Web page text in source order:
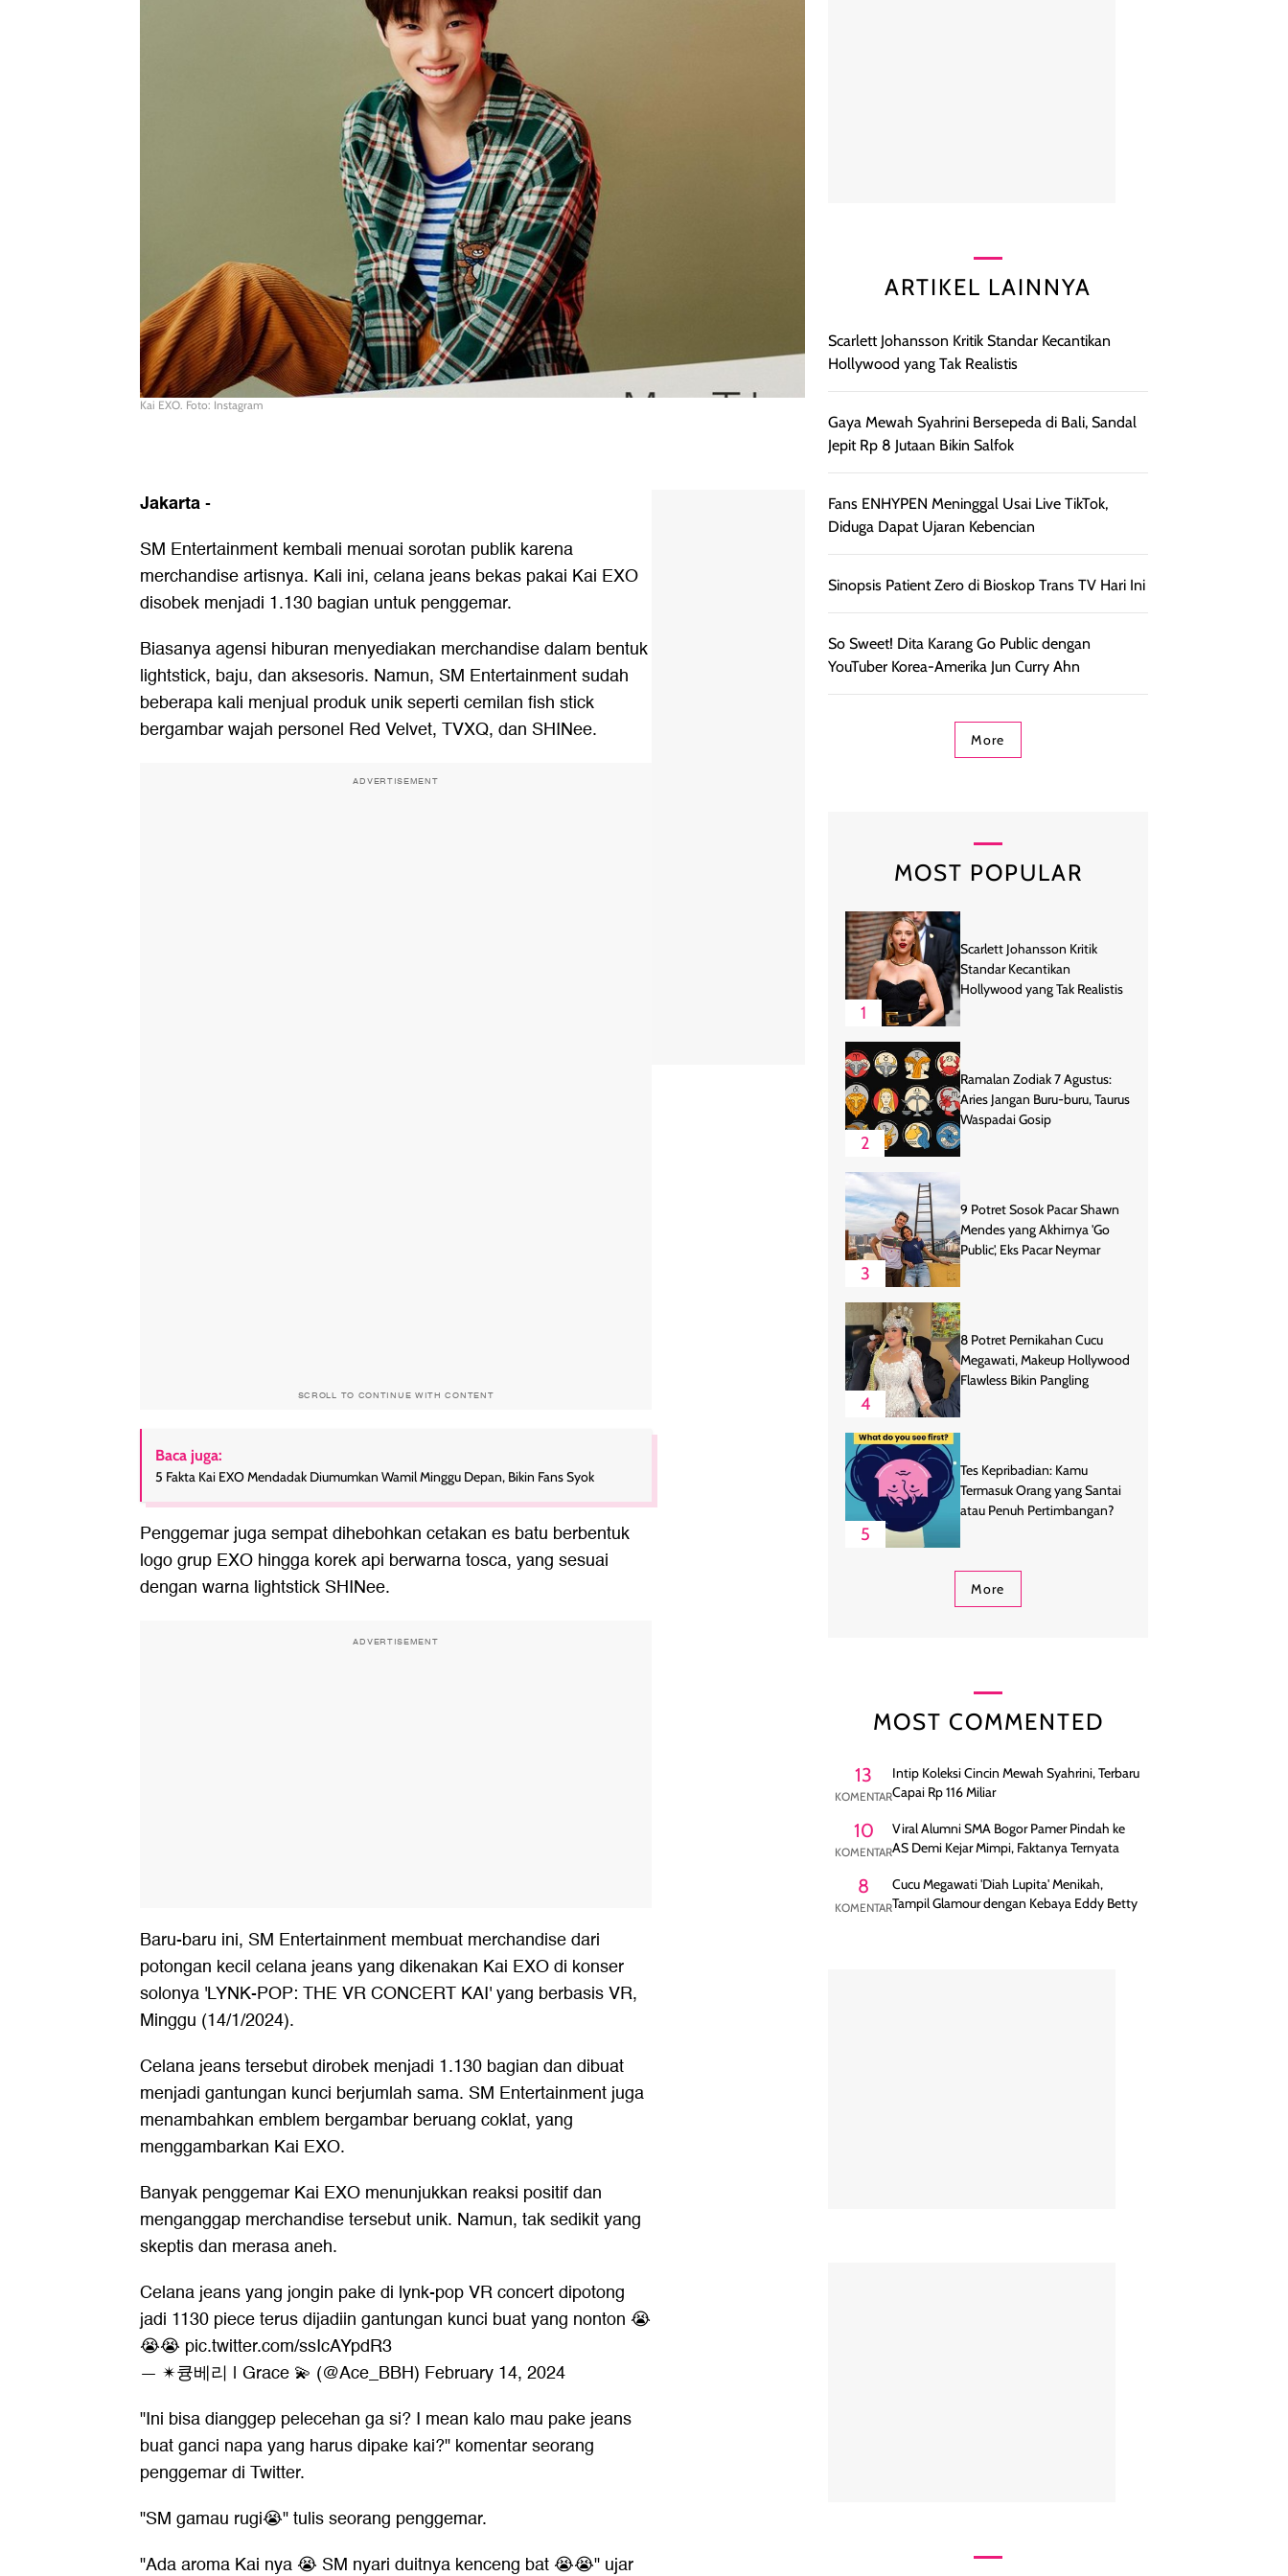
Kai EXO. Foto: Instagram
Jakarta-
SM Entertainment kembali menuai sorotan publik karena
merchandise artisnya. Kali ini, celana jeans bekas pakai Kai EXO
disobek menjadi 1.130 bagian untuk penggemar.
Biasanya agensi hiburan menyediakan merchandise dalam bentuk
lightstick, baju, dan aksesoris. Namun, SM Entertainment sudah
beberapa kali menjual produk unik seperti cemilan fish stick
bergambar wajah personel Red Velvet, TVXQ, dan SHINee.
ADVERTISEMENT
SCROLL TO CONTINUE WITH CONTENT
Baca juga:
5 Fakta Kai EXO Mendadak Diumumkan Wamil Minggu Depan, Bikin Fans Syok
Penggemar juga sempat dihebohkan cetakan es batu berbentuk
logo grup EXO hingga korek api berwarna tosca, yang sesuai
dengan warna lightstick SHINee.
ADVERTISEMENT
Baru-baru ini, SM Entertainment membuat merchandise dari
potongan kecil celana jeans yang dikenakan Kai EXO di konser
solonya 'LYNK-POP: THE VR CONCERT KAI' yang berbasis VR,
Minggu (14/1/2024).
Celana jeans tersebut dirobek menjadi 1.130 bagian dan dibuat
menjadi gantungan kunci berjumlah sama. SM Entertainment juga
menambahkan emblem bergambar beruang coklat, yang
menggambarkan Kai EXO.
Banyak penggemar Kai EXO menunjukkan reaksi positif dan
menganggap merchandise tersebut unik. Namun, tak sedikit yang
skeptis dan merasa aneh.
Celana jeans yang jongin pake di lynk-pop VR concert dipotong
jadi 1130 piece terus dijadiin gantungan kunci buat yang nonton 😭
😭😭 pic.twitter.com/ssIcAYpdR3
— ✴︎큥베리 | Grace 💫 (@Ace_BBH) February 14, 2024
"Ini bisa dianggep pelecehan ga si? I mean kalo mau pake jeans
buat ganci napa yang harus dipake kai?" komentar seorang
penggemar di Twitter.
"SM gamau rugi😭" tulis seorang penggemar.
"Ada aroma Kai nya 😭 SM nyari duitnya kenceng bat 😭😭" ujar
ARTIKEL LAINNYA
Scarlett Johansson Kritik Standar Kecantikan
Hollywood yang Tak Realistis
Gaya Mewah Syahrini Bersepeda di Bali, Sandal
Jepit Rp 8 Jutaan Bikin Salfok
Fans ENHYPEN Meninggal Usai Live TikTok,
Diduga Dapat Ujaran Kebencian
Sinopsis Patient Zero di Bioskop Trans TV Hari Ini
So Sweet! Dita Karang Go Public dengan
YouTuber Korea-Amerika Jun Curry Ahn
More
MOST POPULAR
1
Scarlett Johansson Kritik
Standar Kecantikan
Hollywood yang Tak Realistis
2
Ramalan Zodiak 7 Agustus:
Aries Jangan Buru-buru, Taurus
Waspadai Gosip
3
9 Potret Sosok Pacar Shawn
Mendes yang Akhirnya 'Go
Public', Eks Pacar Neymar
4
8 Potret Pernikahan Cucu
Megawati, Makeup Hollywood
Flawless Bikin Pangling
5
Tes Kepribadian: Kamu
Termasuk Orang yang Santai
atau Penuh Pertimbangan?
More
MOST COMMENTED
13
KOMENTAR
Intip Koleksi Cincin Mewah Syahrini, Terbaru
Capai Rp 116 Miliar
10
KOMENTAR
Viral Alumni SMA Bogor Pamer Pindah ke
AS Demi Kejar Mimpi, Faktanya Ternyata
8
KOMENTAR
Cucu Megawati 'Diah Lupita' Menikah,
Tampil Glamour dengan Kebaya Eddy Betty